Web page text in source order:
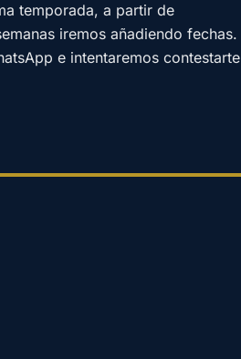
temporada, a partir de
iremos añadiendo fechas.
e intentaremos contestarte